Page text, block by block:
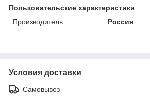
Пользовательские характеристики
Производитель
Россия
Условия доставки
Самовывоз